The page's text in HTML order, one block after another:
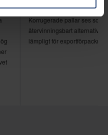
Korrugerade pallar
Korrugerade pallar ses som
återvinningsbart alternativ
lämpligt för